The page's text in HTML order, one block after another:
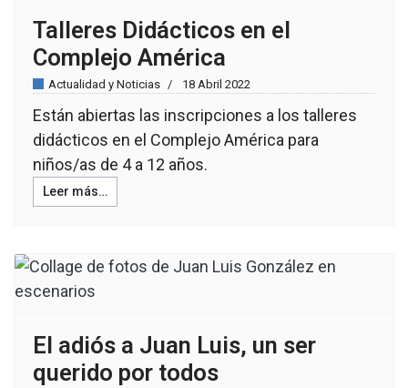
Talleres Didácticos en el
Complejo América
Actualidad y Noticias 18 Abril 2022
Están abiertas las inscripciones a los talleres
didácticos en el Complejo América para
niños/as de 4 a 12 años.
Leer más…
El adiós a Juan Luis, un ser
querido por todos